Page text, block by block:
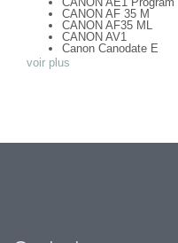
CANON AF 35 M
CANON AF35 ML
CANON AV1
Canon Canodate E
CANON Canonet QL 25
CANON Demi EE 17
voir plus